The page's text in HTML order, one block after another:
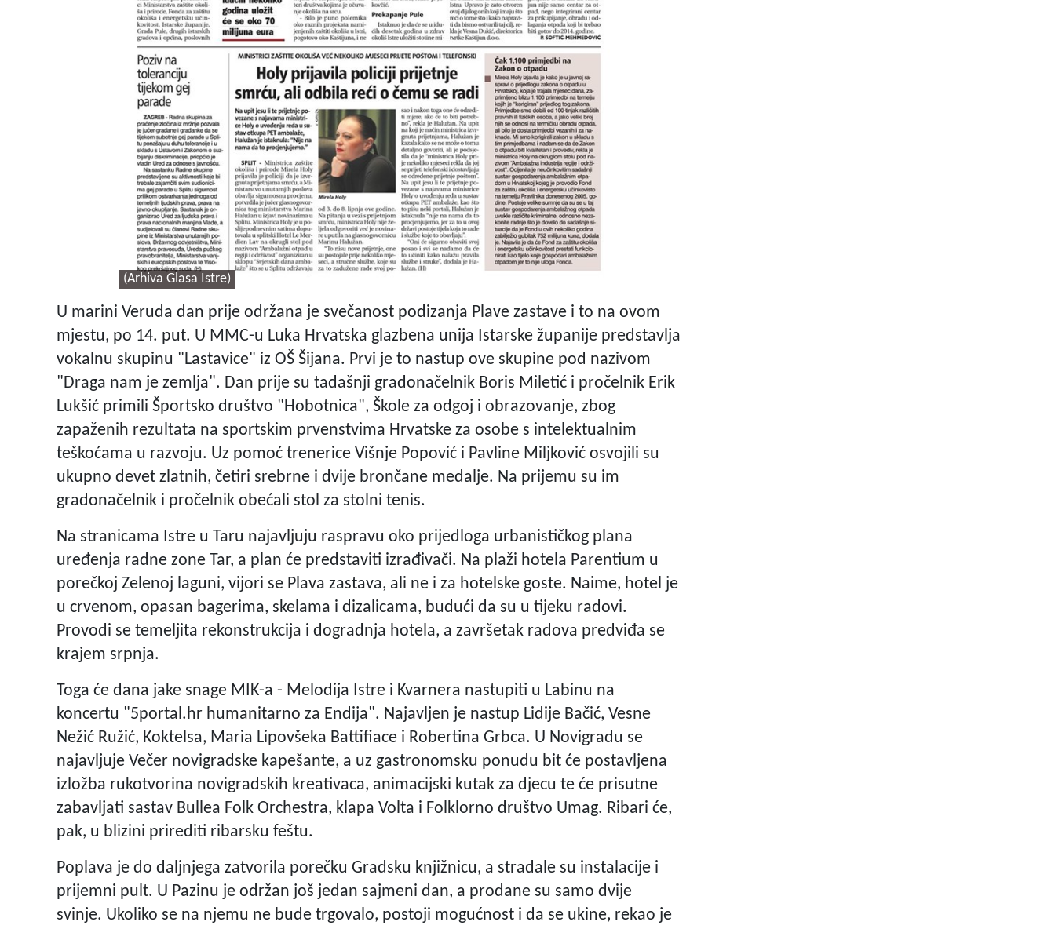
(Arhiva Glasa Istre)
U marini Veruda dan prije održana je svečanost podizanja Plave zastave i to na ovom
mjestu, po 14. put. U MMC-u Luka Hrvatska glazbena unija Istarske županije predstavlja
vokalnu skupinu "Lastavice" iz OŠ Šijana. Prvi je to nastup ove skupine pod nazivom
"Draga nam je zemlja". Dan prije su tadašnji gradonačelnik Boris Miletić i pročelnik Erik
Lukšić primili Športsko društvo "Hobotnica", Škole za odgoj i obrazovanje, zbog
zapaženih rezultata na sportskim prvenstvima Hrvatske za osobe s intelektualnim
teškoćama u razvoju. Uz pomoć trenerice Višnje Popović i Pavline Miljković osvojili su
ukupno devet zlatnih, četiri srebrne i dvije brončane medalje. Na prijemu su im
gradonačelnik i pročelnik obećali stol za stolni tenis.
Na stranicama Istre u Taru najavljuju raspravu oko prijedloga urbanističkog plana
uređenja radne zone Tar, a plan će predstaviti izrađivači. Na plaži hotela Parentium u
porečkoj Zelenoj laguni, vijori se Plava zastava, ali ne i za hotelske goste. Naime, hotel je
u crvenom, opasan bagerima, skelama i dizalicama, budući da su u tijeku radovi.
Provodi se temeljita rekonstrukcija i dogradnja hotela, a završetak radova predviđa se
krajem srpnja.
Toga će dana jake snage MIK-a - Melodija Istre i Kvarnera nastupiti u Labinu na
koncertu "5portal.hr humanitarno za Endija". Najavljen je nastup Lidije Bačić, Vesne
Nežić Ružić, Koktelsa, Maria Lipovšeka Battifiace i Robertina Grbca. U Novigradu se
najavljuje Večer novigradske kapešante, a uz gastronomsku ponudu bit će postavljena
izložba rukotvorina novigradskih kreativaca, animacijski kutak za djecu te će prisutne
zabavljati sastav Bullea Folk Orchestra, klapa Volta i Folklorno društvo Umag. Ribari će,
pak, u blizini prirediti ribarsku feštu.
Poplava je do daljnjega zatvorila porečku Gradsku knjižnicu, a stradale su instalacije i
prijemni pult. U Pazinu je održan još jedan sajmeni dan, a prodane su samo dvije
svinje. Ukoliko se na njemu ne bude trgovalo, postoji mogućnost i da se ukine, rekao je